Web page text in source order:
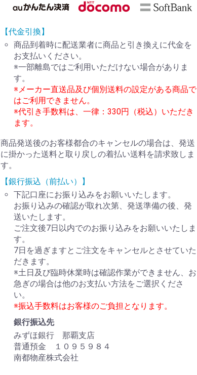
【代金引換】
商品到着時に配送業者に商品と引き換えに代金を
お支払いください。
※一部離島ではご利用いただけない場合がありま
す。
※メーカー直送品及び個別送料の設定がある商品で
はご利用できません。
※代引き手数料は、一律：330円（税込）いただき
ます。
商品発送後のお客様都合のキャンセルの場合は、発送
に掛かった送料と取り戻しの着払い送料を請求致しま
す。
【銀行振込（前払い）】
下記口座にお振り込みをお願いいたします。
お振り込みの確認が取れ次第、発送準備の後、発
送いたします。
ご注文後7日以内でのお振り込みをお願いいたしま
す。
7日を過ぎますとご注文をキャンセルとさせていた
だきます。
※土日及び臨時休業時は確認作業ができません、お
急ぎの場合は他のお支払い方法をご選択くださ
い。
※振込手数料はお客様のご負担となります。
銀行振込先
みずほ銀行 那覇支店
普通預金 １０９５９８４
南都物産株式会社